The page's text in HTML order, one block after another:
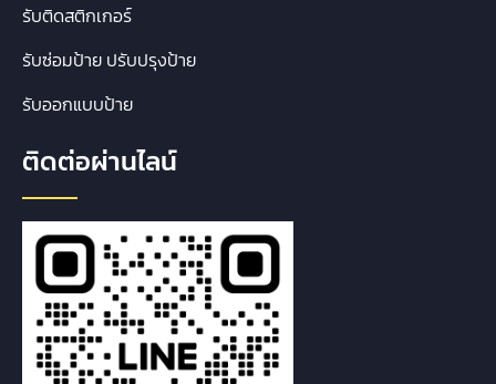
รับติดสติกเกอร์
รับซ่อมป้าย ปรับปรุงป้าย
รับออกแบบป้าย
ติดต่อผ่านไลน์